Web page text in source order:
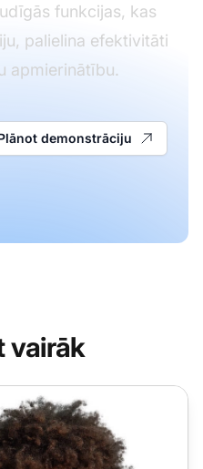
funkcijas, kas
palielina efektivitāti
apmierinātību.
demonstrāciju
vairāk
LiveAgent ir labākā